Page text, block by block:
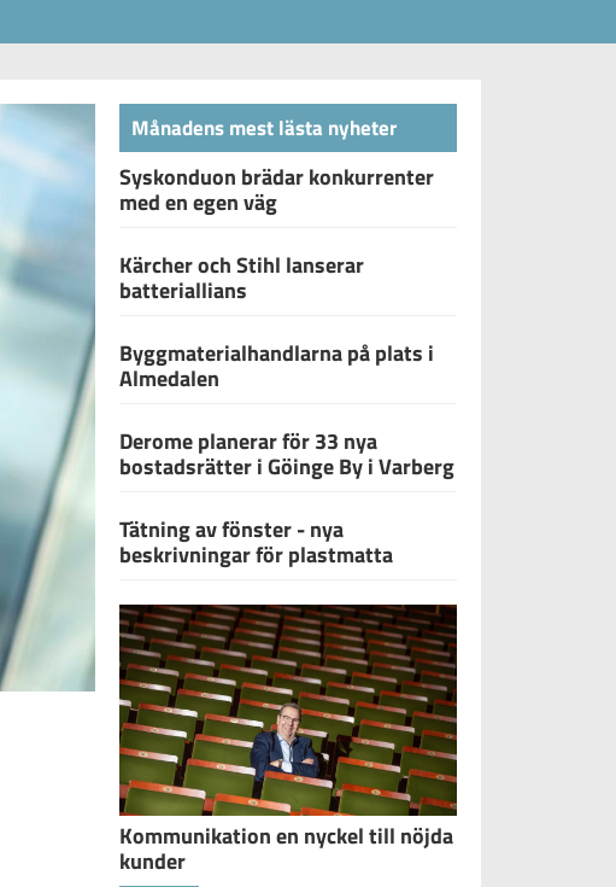
Månadens mest lästa nyheter
Syskonduon brädar konkurrenter
med en egen väg
Kärcher och Stihl lanserar
batteriallians
Byggmaterialhandlarna på plats i
Almedalen
Derome planerar för 33 nya
bostadsrätter i Göinge By i Varberg
Tätning av fönster - nya
beskrivningar för plastmatta
Kommunikation en nyckel till nöjda
kunder